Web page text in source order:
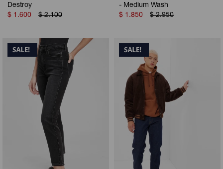
Destroy
$ 1.600 $ 2.100
- Medium Wash
$ 1.850 $ 2.950